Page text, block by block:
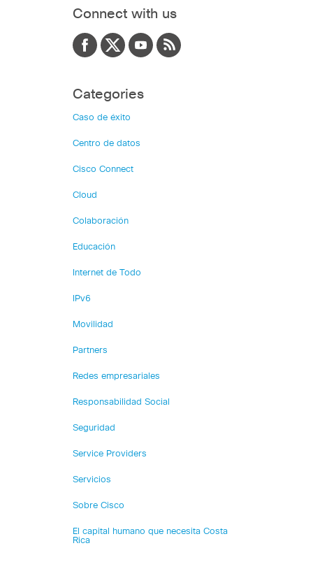
Connect with us
Categories
Caso de éxito
Centro de datos
Cisco Connect
Cloud
Colaboración
Educación
Internet de Todo
IPv6
Movilidad
Partners
Redes empresariales
Responsabilidad Social
Seguridad
Service Providers
Servicios
Sobre Cisco
El capital humano que necesita Costa
Rica